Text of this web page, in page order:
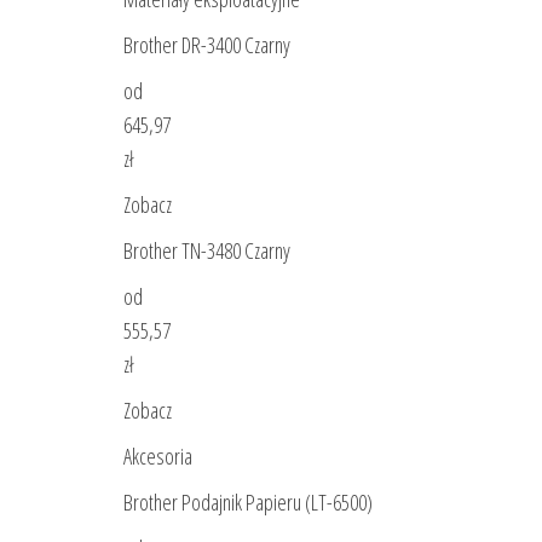
Brother DR-3400 Czarny
od
645,97
zł
Zobacz
Brother TN-3480 Czarny
od
555,57
zł
Zobacz
Akcesoria
Brother Podajnik Papieru (LT-6500)